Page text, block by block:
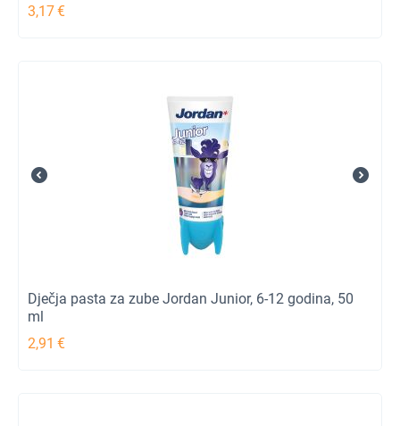
3,17€
Dječja pasta za zube Jordan Junior, 6-12 godina, 50
ml
2,91 €